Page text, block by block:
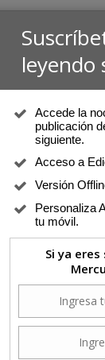
leyendo
Accede la
publicación
siguiente.
Acceso a
Versión
Personaliza
tu móvil.
Si ya